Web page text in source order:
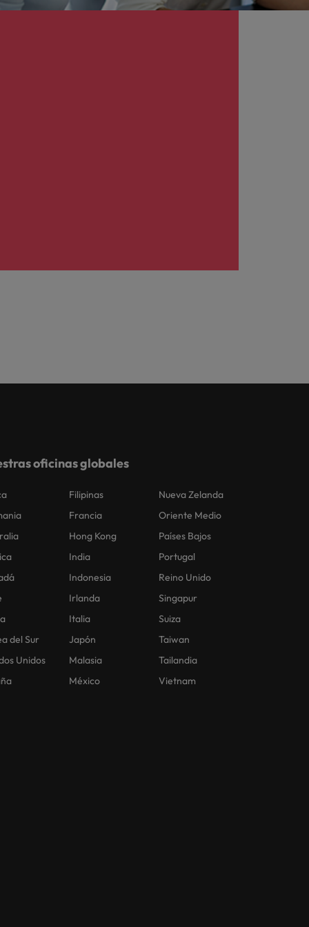
oficinas globales
del Sur
Unidos
Filipinas
Francia
Hong Kong
India
Indonesia
Irlanda
Italia
Japón
Malasia
México
Nueva Zelanda
Oriente Medio
Países Bajos
Portugal
Reino Unido
Singapur
Suiza
Taiwan
Tailandia
Vietnam